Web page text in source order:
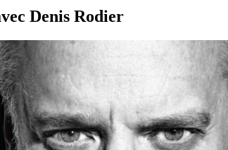
Denis Rodier